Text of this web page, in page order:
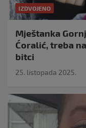
IZDVOJENO
Mještanka
Ćoralić, treba
bitci
25. listopada 2025.